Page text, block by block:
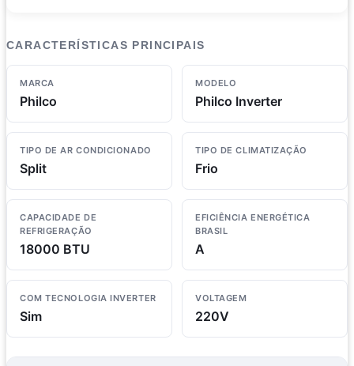
CARACTERÍSTICAS PRINCIPAIS
MARCA
Philco
MODELO
Philco Inverter
TIPO DE AR CONDICIONADO
Split
TIPO DE CLIMATIZAÇÃO
Frio
CAPACIDADE DE
REFRIGERAÇÃO
18000 BTU
EFICIÊNCIA ENERGÉTICA
BRASIL
A
COM TECNOLOGIA INVERTER
Sim
VOLTAGEM
220V